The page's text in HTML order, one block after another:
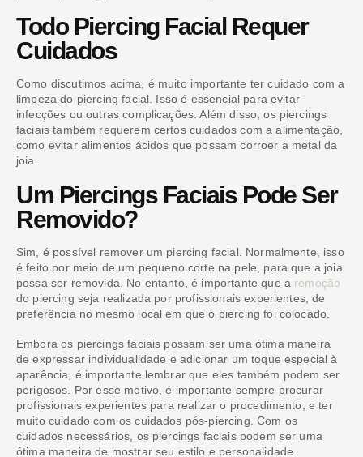
Todo Piercing Facial Requer
Cuidados
Como discutimos acima, é muito importante ter cuidado com a
limpeza do piercing facial. Isso é essencial para evitar
infecções ou outras complicações. Além disso, os piercings
faciais também requerem certos cuidados com a alimentação,
como evitar alimentos ácidos que possam corroer a metal da
joia.
Um Piercings Faciais Pode Ser
Removido?
Sim, é possível remover um piercing facial. Normalmente, isso
é feito por meio de um pequeno corte na pele, para que a joia
possa ser removida. No entanto, é importante que a remoção
do piercing seja realizada por profissionais experientes, de
preferência no mesmo local em que o piercing foi colocado.
Embora os piercings faciais possam ser uma ótima maneira
de expressar individualidade e adicionar um toque especial à
aparência, é importante lembrar que eles também podem ser
perigosos. Por esse motivo, é importante sempre procurar
profissionais experientes para realizar o procedimento, e ter
muito cuidado com os cuidados pós-piercing. Com os
cuidados necessários, os piercings faciais podem ser uma
ótima maneira de mostrar seu estilo e personalidade.